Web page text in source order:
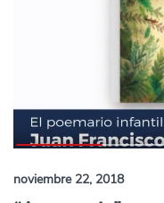
noviembre 22, 2018